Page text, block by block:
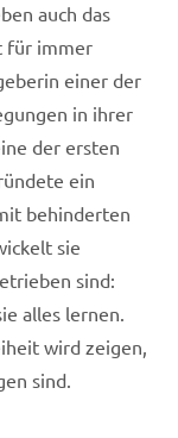
auch das
für immer
einer der
in ihrer
der ersten
ein
behinderten
sie
sind:
alles lernen.
wird zeigen,
sind.